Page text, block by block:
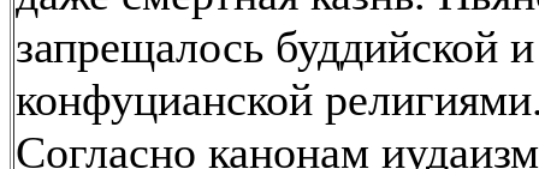
запрещалось буддийской и
конфуцианской
Согласно канонам